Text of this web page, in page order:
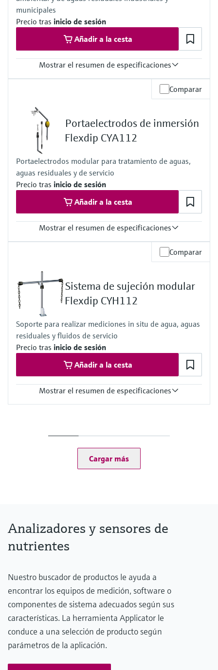
municipales
Precio tras inicio de sesión
Añadir a la cesta
Mostrar el resumen de especificaciones
Temperatura del proceso
–4 a +40 °C (39,2 a +104 °F)
Presión de proceso
Con presión atmosférica, <0,2 bar
Comparar
Portaelectrodos de inmersión
Flexdip CYA112
Portaelectrodos modular para tratamiento de aguas,
aguas residuales y de servicio
Precio tras inicio de sesión
Añadir a la cesta
Mostrar el resumen de especificaciones
Comparar
Sistema de sujeción modular
Flexdip CYH112
Soporte para realizar mediciones in situ de agua, aguas
residuales y fluidos de servicio
Precio tras inicio de sesión
Añadir a la cesta
Mostrar el resumen de especificaciones
Cargar más
Analizadores y sensores de
nutrientes
Nuestro buscador de productos le ayuda a
encontrar los equipos de medición, software o
componentes de sistema adecuados según sus
características. La herramienta Applicator le
conduce a una selección de producto según
parámetros de la aplicación.